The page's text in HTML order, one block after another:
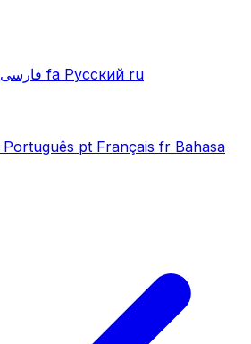
فارسی fa Русский ru
Português pt Français fr Bahasa